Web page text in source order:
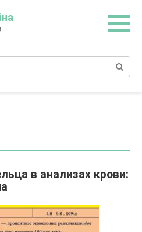
в анализах крови: